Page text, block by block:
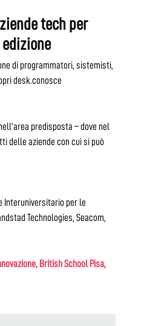
tech per
di programmatori, sistemisti,
desk.conosce
predisposta – dove nel
delle aziende con cui si può
Interuniversitario per le
Technologies, Seacom,
British School Pisa,